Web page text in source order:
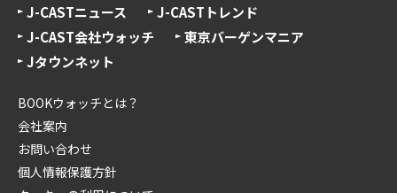
J-CASTニュース
J-CASTトレンド
J-CAST会社ウォッチ
東京バーゲンマニア
Jタウンネット
BOOKウォッチとは？
会社案内
お問い合わせ
個人情報保護方針